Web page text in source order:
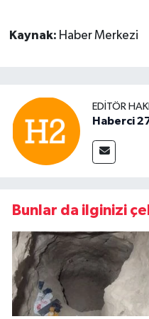
Kaynak: Haber Merkezi
EDITÖR
Haberci
Bunlar da ilginizi